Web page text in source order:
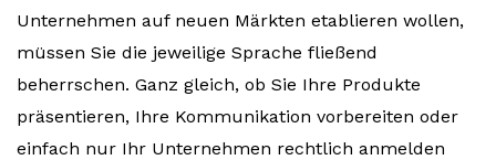
Unternehmen auf neuen Märkten etablieren wollen,
müssen Sie die jeweilige Sprache fließend
beherrschen. Ganz gleich, ob Sie Ihre Produkte
präsentieren, Ihre Kommunikation vorbereiten oder
einfach nur Ihr Unternehmen rechtlich anmelden